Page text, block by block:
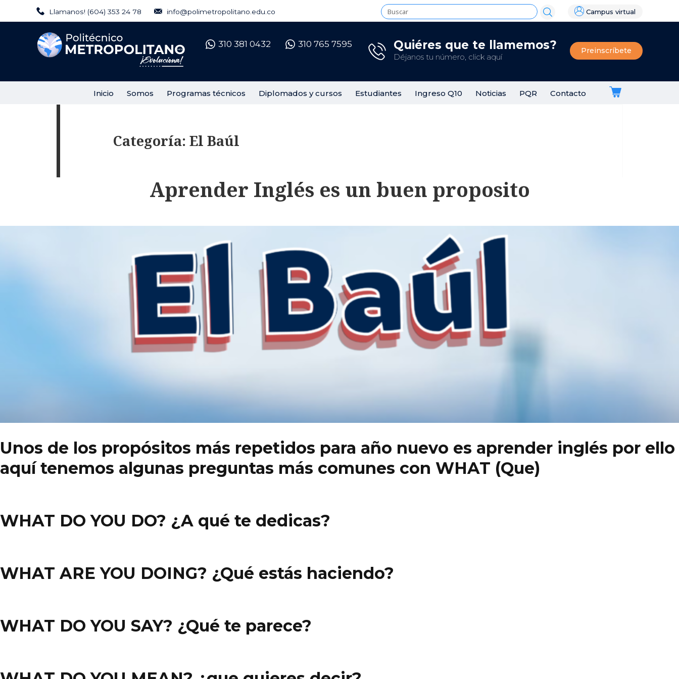
Regálanos tu Like
Llamanos! (604) 353 24 78 info@polimetropolitano.edu.co Campus virtual
310 381 0432 310 765 7595 Quiéres que te llamemos?
Déjanos tu número, click aquí
Preinscríbete
Inicio Somos Programas técnicos Diplomados y cursos Estudiantes Ingreso Q10 Noticias PQR Contacto
Categoría: El Baúl
Aprender Inglés es un buen proposito
Unos de los propósitos más repetidos para año nuevo es aprender inglés por ello
aquí tenemos algunas preguntas más comunes con WHAT (Que)
WHAT DO YOU DO? ¿A qué te dedicas?
WHAT ARE YOU DOING? ¿Qué estás haciendo?
WHAT DO YOU SAY? ¿Qué te parece?